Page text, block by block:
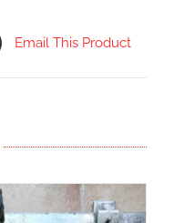
Email This Product